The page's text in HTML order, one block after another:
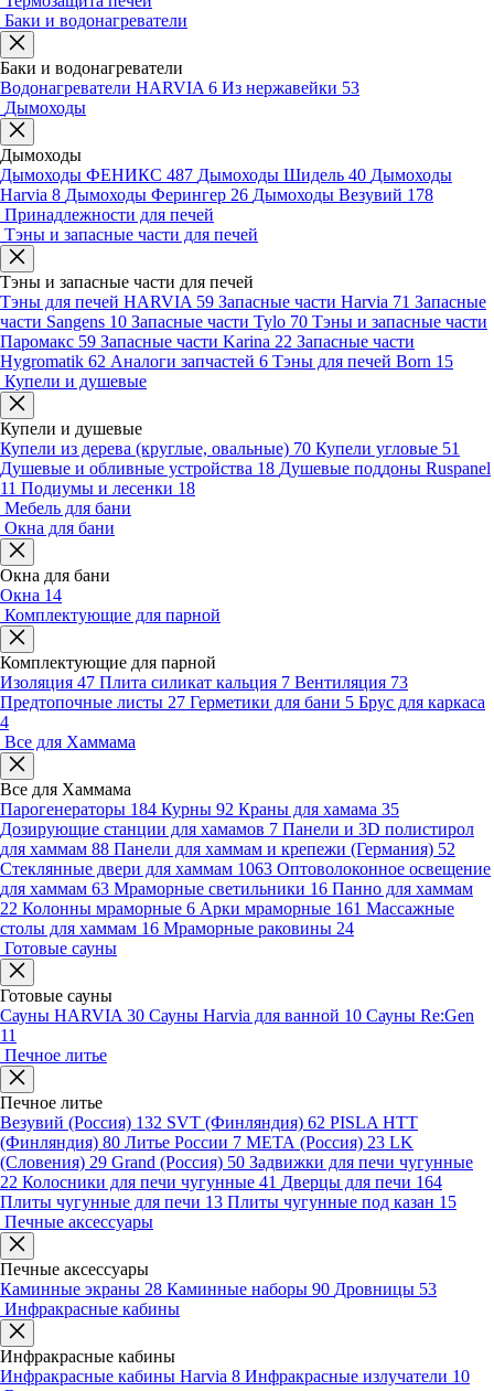
Баки и водонагреватели
Баки и водонагреватели
Водонагреватели HARVIA 6 Из нержавейки 53
Дымоходы
Дымоходы
Дымоходы ФЕНИКС 487 Дымоходы Шидель 40 Дымоходы
Harvia 8 Дымоходы Ферингер 26 Дымоходы Везувий 178
Принадлежности для печей
Тэны и запасные части для печей
Тэны и запасные части для печей
Тэны для печей HARVIA 59 Запасные части Harvia 71 Запасные
части Sangens 10 Запасные части Tylo 70 Тэны и запасные части
Паромакс 59 Запасные части Karina 22 Запасные части
Hygromatik 62 Аналоги запчастей 6 Тэны для печей Born 15
Купели и душевые
Купели и душевые
Купели из дерева (круглые, овальные) 70 Купели угловые 51
Душевые и обливные устройства 18 Душевые поддоны Ruspanel
11 Подиумы и лесенки 18
Мебель для бани
Окна для бани
Окна для бани
Окна 14
Комплектующие для парной
Комплектующие для парной
Изоляция 47 Плита силикат кальция 7 Вентиляция 73
Предтопочные листы 27 Герметики для бани 5 Брус для каркаса
4
Все для Хаммама
Все для Хаммама
Парогенераторы 184 Курны 92 Краны для хамама 35
Дозирующие станции для хамамов 7 Панели и 3D полистирол
для хаммам 88 Панели для хаммам и крепежи (Германия) 52
Стеклянные двери для хаммам 1063 Оптоволоконное освещение
для хаммам 63 Мраморные светильники 16 Панно для хаммам
22 Колонны мраморные 6 Арки мраморные 161 Массажные
столы для хаммам 16 Мраморные раковины 24
Готовые сауны
Готовые сауны
Сауны HARVIA 30 Сауны Harvia для ванной 10 Сауны Re:Gen
11
Печное литье
Печное литье
Везувий (Россия) 132 SVT (Финляндия) 62 PISLA HTT
(Финляндия) 80 Литье России 7 МЕТА (Россия) 23 LK
(Словения) 29 Grand (Россия) 50 Задвижки для печи чугунные
22 Колосники для печи чугунные 41 Дверцы для печи 164
Плиты чугунные для печи 13 Плиты чугунные под казан 15
Печные аксессуары
Печные аксессуары
Каминные экраны 28 Каминные наборы 90 Дровницы 53
Инфракрасные кабины
Инфракрасные кабины
Инфракрасные кабины Harvia 8 Инфракрасные излучатели 10